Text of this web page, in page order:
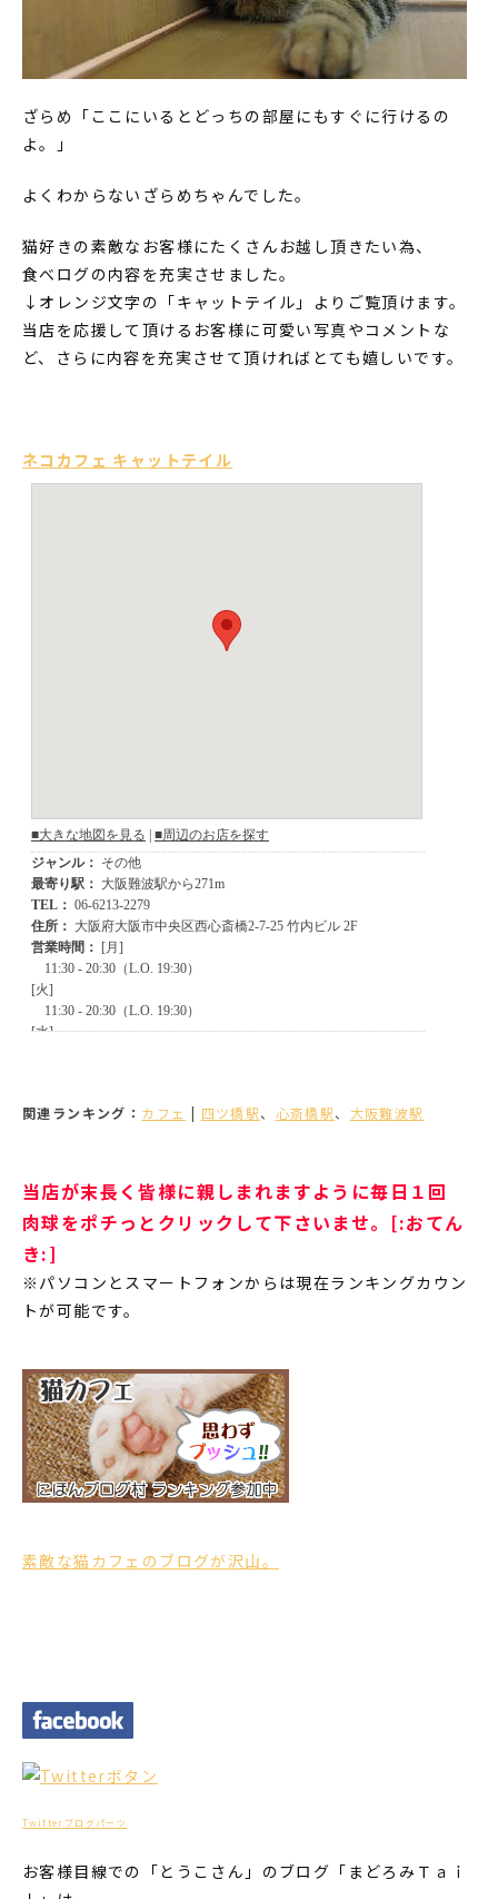
ざらめ「ここにいるとどっちの部屋にもすぐに行けるの
よ。」
よくわからないざらめちゃんでした。
猫好きの素敵なお客様にたくさんお越し頂きたい為、
食べログの内容を充実させました。
↓オレンジ文字の「キャットテイル」よりご覧頂けます。
当店を応援して頂けるお客様に可愛い写真やコメントな
ど、さらに内容を充実させて頂ければとても嬉しいです。
ネコカフェ キャットテイル
関連ランキング： カフェ | 四ツ橋駅、 心斎橋駅、 大阪難波駅
当店が末長く皆様に親しまれますように毎日１回
肉球をポチっとクリックして下さいませ。[:おてん
き:]
※パソコンとスマートフォンからは現在ランキングカウン
トが可能です。
素敵な猫カフェのブログが沢山。
Twitterブログパーツ
お客様目線での「とうこさん」のブログ「まどろみＴａｉ